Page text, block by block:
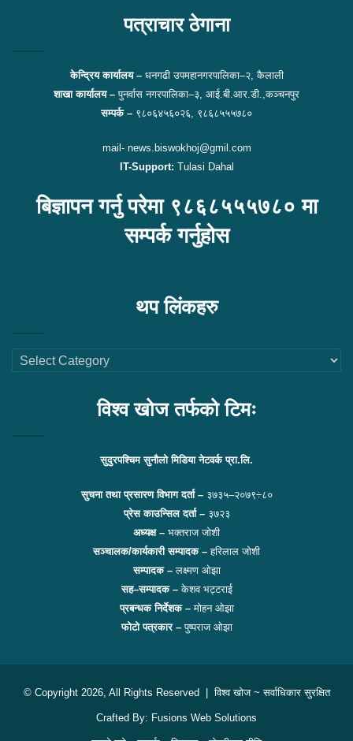
पत्राचार ठेगाना
केन्द्रिय कार्यालय –धनगढी उपमहानगरपालिका–२, कैलाली
शाखा कार्यालय –पुनर्वास नगरपालिका–३, आई.बी.आर.डी.,कञ्चनपुर
सम्पर्क – ९८०६४५६०२६, ९८६८५५५७८०
mail- news.biswokhoj@gmil.com
IT-Support: Tulasi Dahal
बिज्ञापन गर्नु परेमा ९८६८५५५७८० मा
सम्पर्क गर्नुहोस
थप लिंकहरु
थप
लिंकहरु
विश्व खोज तर्फको टिमः
सुदुरपश्चिम सुनौलो मिडिया नेटवर्क प्रा.लि.
सुचना तथा प्रसारण विभाग दर्ता – ३७३५–२०७९÷८०
प्रेस काउन्सिल दर्ता – ३७२३
अध्यक्ष – भक्तराज जोशी
सञ्चालक/कार्यकारी सम्पादक – हरिलाल जोशी
सम्पादक –लक्ष्मण ओझा
सह–सम्पादक –केशव भट्टराई
प्रबन्धक निर्देशक –मोहन ओझा
फोटो पत्रकार –पुष्पराज ओझा
© Copyright 2026, All Rights Reserved |विश्व खोज~ सर्वाधिकार सुरक्षित
Crafted By: Fusions Web Solutions